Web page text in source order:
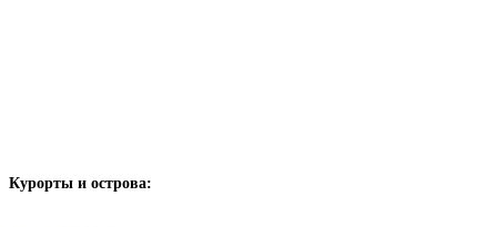
Курорты и острова: